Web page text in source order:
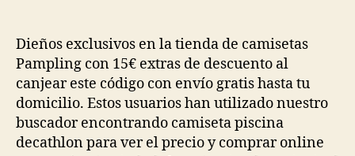
Dieños exclusivos en la tienda de camisetas
Pampling con 15€ extras de descuento al
canjear este código con envío gratis hasta tu
domicilio. Estos usuarios han utilizado nuestro
buscador encontrando camiseta piscina
decathlon para ver el precio y comprar online